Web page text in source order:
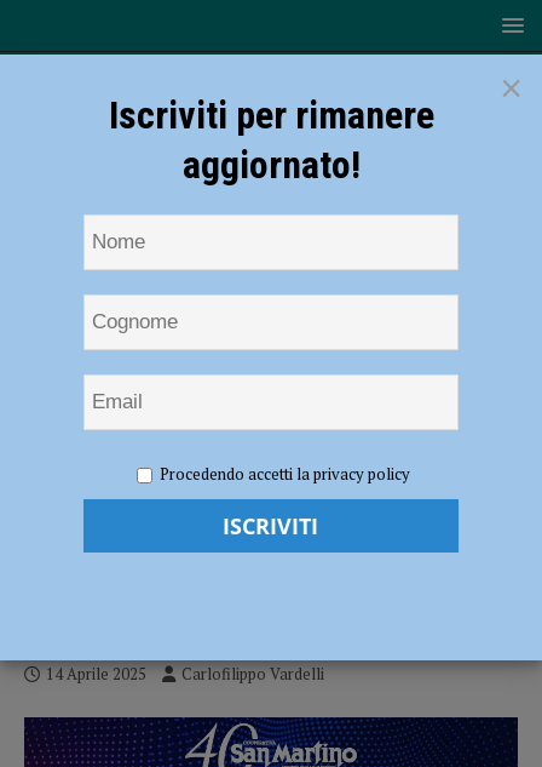
Final Four regionali nelle categorie Under 14, 16 e 18
Volley – Tre su tre: per la VAP saranno
14 Aprile 2025 Carlofilippo Vardelli
×
Iscriviti per rimanere
aggiornato!
Procedendo accetti la privacy policy